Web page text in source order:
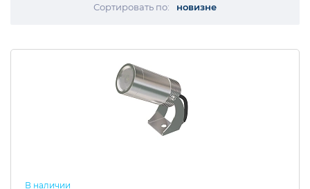
Сортировать по: новизне
В наличии